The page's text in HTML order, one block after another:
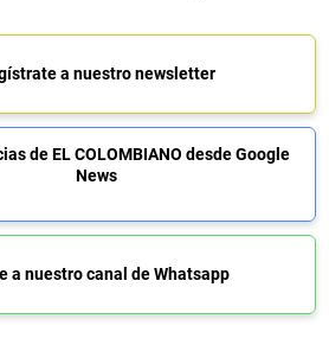
a nuestro newsletter
de EL COLOMBIANO desde Google
News
a nuestro canal de Whatsapp